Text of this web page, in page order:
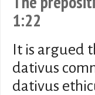
1:22
It is argued
dativus
dativus